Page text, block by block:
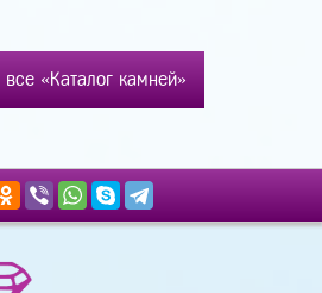
все «Каталог камней»